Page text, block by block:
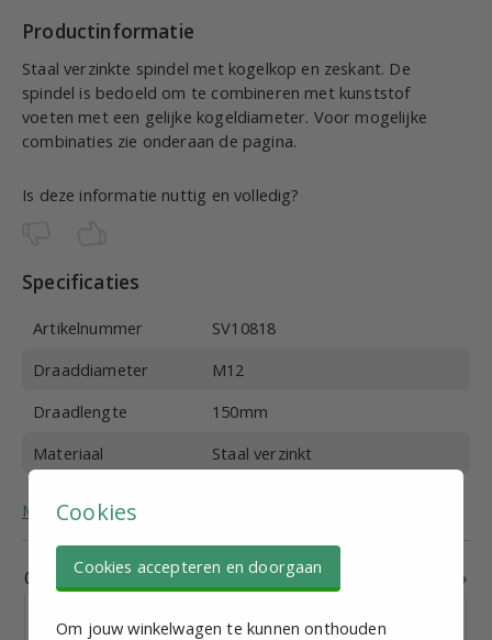
Productinformatie
Staal verzinkte spindel met kogelkop en zeskant. De
spindel is bedoeld om te combineren met kunststof
voeten met een gelijke kogeldiameter. Voor mogelijke
combinaties zie onderaan de pagina.
Is deze informatie nuttig en volledig?
Specificaties
Artikelnummer
SV10818
Draaddiameter
M12
Draadlengte
150mm
Materiaal
Staal verzinkt
Meer algemene informatie over stelvoeten.
Gerelateerde producten
Cookies
Cookies accepteren en doorgaan
Om jouw winkelwagen te kunnen onthouden